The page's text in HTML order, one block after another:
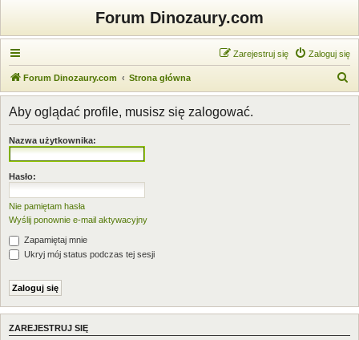
Forum Dinozaury.com
Zaloguj się
Zarejestruj się
Forum Dinozaury.com Strona główna
z
Aby oglądać profile, musisz się zalogować.
Nazwa użytkownika:
Hasło:
Nie pamiętam hasła
Wyślij ponownie e-mail aktywacyjny
Zapamiętaj mnie
Ukryj mój status podczas tej sesji
ZAREJESTRUJ SIĘ